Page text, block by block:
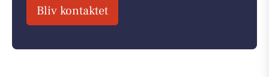
Bliv kontaktet